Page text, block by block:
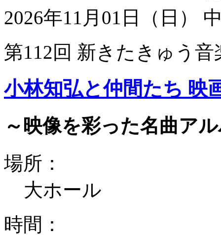
2026年11月01日（日）
第112回 新きたきゅう音
小林知弘と仲間たち 映
～映像を彩った名曲ア
場所：
大ホール
時間：